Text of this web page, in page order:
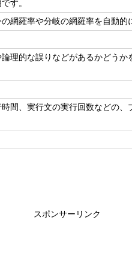
す。
網羅率や分岐の網羅率を自動的
理的な誤りなどがあるかどう
間、実行文の実行回数などの
スポンサーリンク